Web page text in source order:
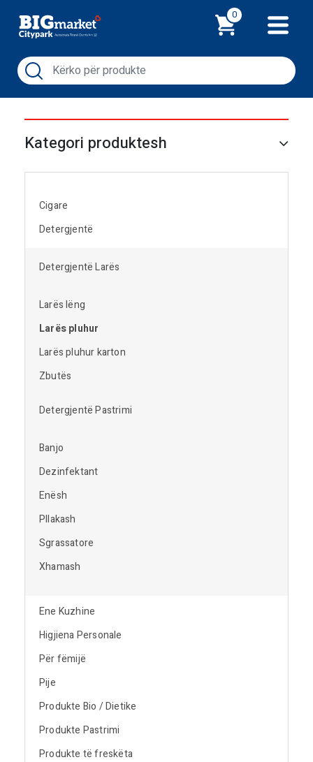
0
Kategori produktesh
Cigare
Detergjentë
Detergjentë Larës
Larës lëng
Larës pluhur
Larës pluhur karton
Zbutës
Detergjentë Pastrimi
Banjo
Dezinfektant
Enësh
Pllakash
Sgrassatore
Xhamash
Ene Kuzhine
Higjiena Personale
Për fëmijë
Pije
Produkte Bio / Dietike
Produkte Pastrimi
Produkte të freskëta